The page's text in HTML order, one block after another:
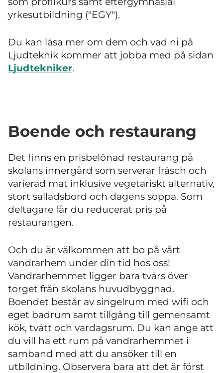
yrkesutbildning ("EGY").
Du kan läsa mer om dem och vad ni på
Ljudteknik kommer att jobba med på sidan
Ljudtekniker.
Boende och restaurang
Det finns en prisbelönad restaurang på
skolans innergård som serverar fräsch och
varierad mat inklusive vegetariskt alternativ,
stort salladsbord och dagens soppa. Som
deltagare får du reducerat pris på
restaurangen.
Och du är välkommen att bo på vårt
vandrarhem under din tid hos oss!
Vandrarhemmet ligger bara tvärs över
torget från skolans huvudbyggnad.
Boendet består av singelrum med wifi och
eget badrum samt tillgång till gemensamt
kök, tvätt och vardagsrum. Du kan ange att
du vill ha ett rum på vandrarhemmet i
samband med att du ansöker till en
utbildning. Observera bara att det är först